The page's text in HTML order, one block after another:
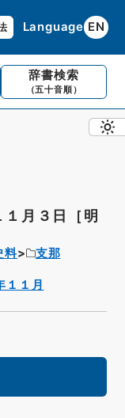
Language EN
辞書検索
（五十音順）
月３日［明
料
支那
１月